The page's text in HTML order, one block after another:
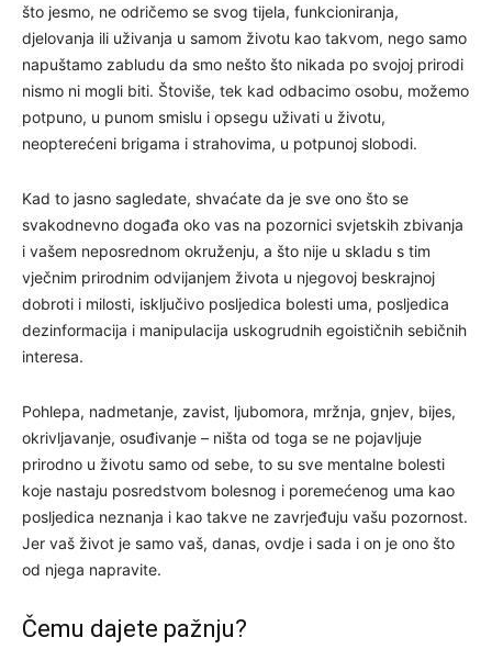
što jesmo, ne odričemo se svog tijela, funkcioniranja,
djelovanja ili uživanja u samom životu kao takvom, nego samo
napuštamo zabludu da smo nešto što nikada po svojoj prirodi
nismo ni mogli biti. Štoviše, tek kad odbacimo osobu, možemo
potpuno, u punom smislu i opsegu uživati u životu,
neopterećeni brigama i strahovima, u potpunoj slobodi.
Kad to jasno sagledate, shvaćate da je sve ono što se
svakodnevno događa oko vas na pozornici svjetskih zbivanja
i vašem neposrednom okruženju, a što nije u skladu s tim
vječnim prirodnim odvijanjem života u njegovoj beskrajnoj
dobroti i milosti, isključivo posljedica bolesti uma, posljedica
dezinformacija i manipulacija uskogrudnih egoističnih sebičnih
interesa.
Pohlepa, nadmetanje, zavist, ljubomora, mržnja, gnjev, bijes,
okrivljavanje, osuđivanje – ništa od toga se ne pojavljuje
prirodno u životu samo od sebe, to su sve mentalne bolesti
koje nastaju posredstvom bolesnog i poremećenog uma kao
posljedica neznanja i kao takve ne zavrjeđuju vašu pozornost.
Jer vaš život je samo vaš, danas, ovdje i sada i on je ono što
od njega napravite.
Čemu dajete pažnju?